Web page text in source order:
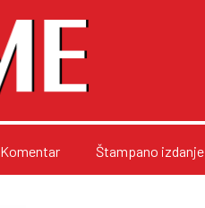
Komentar Štampano izdanje